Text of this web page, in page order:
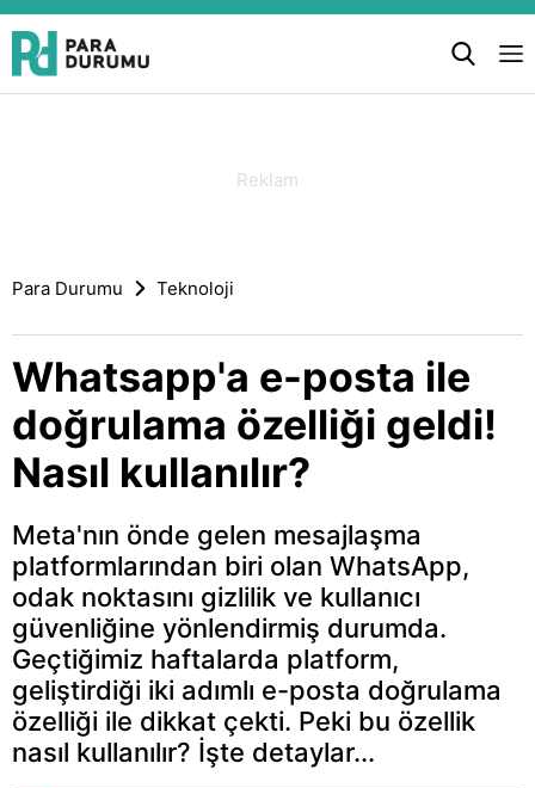
Para Durumu Teknoloji
Whatsapp'a e-posta ile
doğrulama özelliği geldi!
Nasıl kullanılır?
Meta'nın önde gelen mesajlaşma
platformlarından biri olan WhatsApp,
odak noktasını gizlilik ve kullanıcı
güvenliğine yönlendirmiş durumda.
Geçtiğimiz haftalarda platform,
geliştirdiği iki adımlı e-posta doğrulama
özelliği ile dikkat çekti. Peki bu özellik
nasıl kullanılır? İşte detaylar...